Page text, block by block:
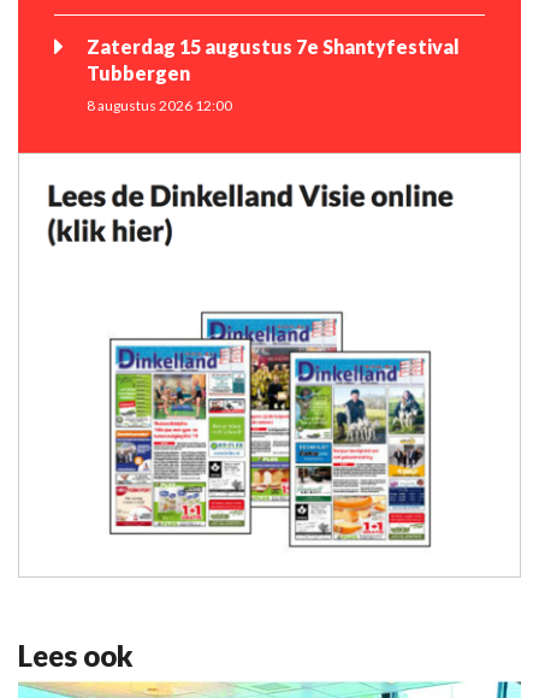
Zaterdag 15 augustus 7e Shantyfestival
Tubbergen
8 augustus 2026 12:00
Lees ook